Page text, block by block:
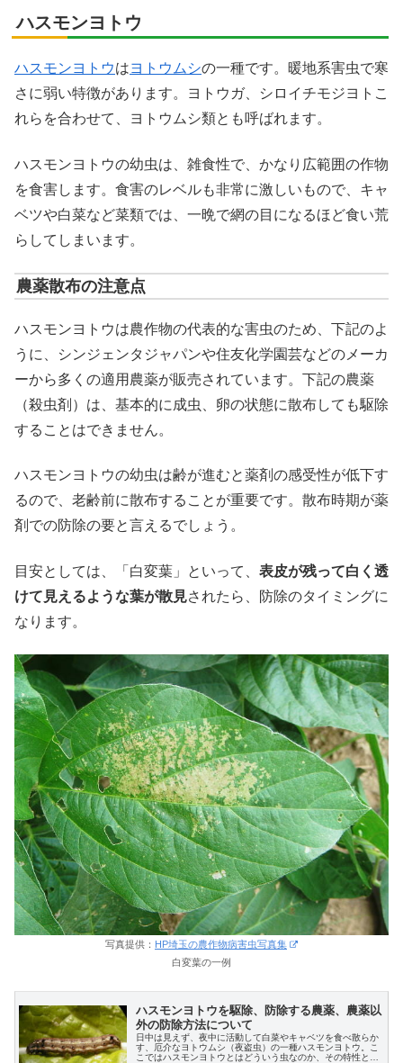
ハスモンヨトウ
ハスモンヨトウはヨトウムシの一種です。暖地系害虫で寒
さに弱い特徴があります。ヨトウガ、シロイチモジヨトこ
れらを合わせて、ヨトウムシ類とも呼ばれます。
ハスモンヨトウの幼虫は、雑食性で、かなり広範囲の作物
を食害します。食害のレベルも非常に激しいもので、キャ
ベツや白菜など菜類では、一晩で網の目になるほど食い荒
らしてしまいます。
農薬散布の注意点
ハスモンヨトウは農作物の代表的な害虫のため、下記のよ
うに、シンジェンタジャパンや住友化学園芸などのメーカ
ーから多くの適用農薬が販売されています。下記の農薬
（殺虫剤）は、基本的に成虫、卵の状態に散布しても駆除
することはできません。
ハスモンヨトウの幼虫は齢が進むと薬剤の感受性が低下す
るので、老齢前に散布することが重要です。散布時期が薬
剤での防除の要と言えるでしょう。
目安としては、「白変葉」といって、 表皮が残って白く透
けて見えるような葉が散見されたら、防除のタイミングに
なります。
写真提供： HP埼玉の農作物病害虫写真集
白変葉の一例
ハスモンヨトウを駆除、防除する農薬、農薬以
外の防除方法について
日中は見えず、夜中に活動して白菜やキャベツを食べ散らか
す、厄介なヨトウムシ（夜盗虫）の一種ハスモンヨトウ。こ
こではハスモンヨトウとはどういう虫なのか、その特性と、